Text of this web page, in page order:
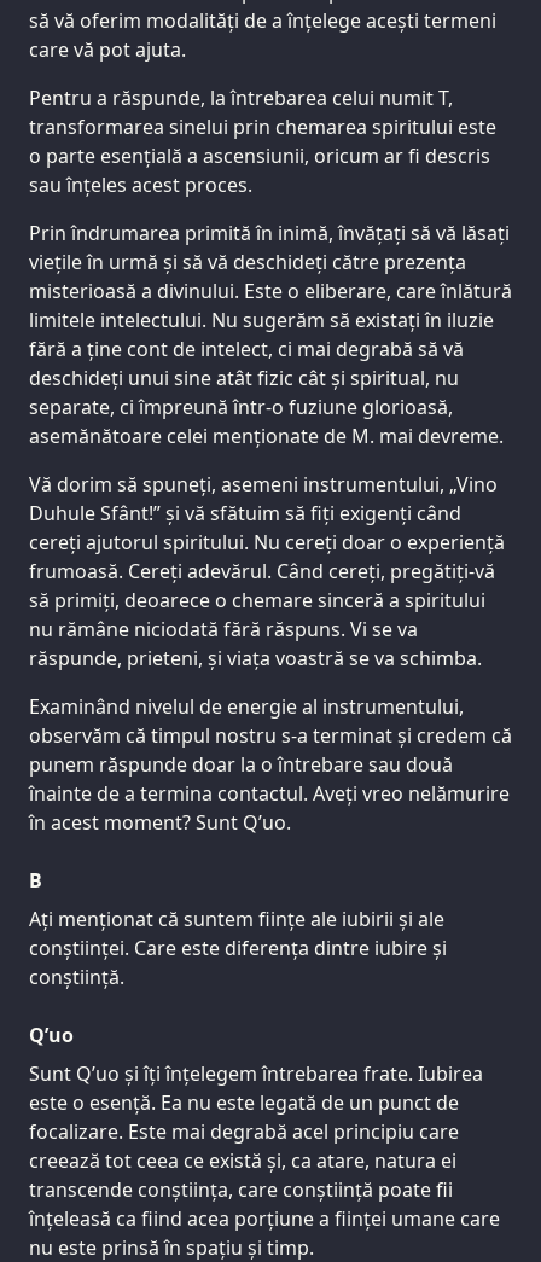
să vă oferim modalități de a înțelege acești termeni
care vă pot ajuta.
Pentru a răspunde, la întrebarea celui numit T,
transformarea sinelui prin chemarea spiritului este
o parte esențială a ascensiunii, oricum ar fi descris
sau înțeles acest proces.
Prin îndrumarea primită în inimă, învățați să vă lăsați
viețile în urmă și să vă deschideți către prezența
misterioasă a divinului. Este o eliberare, care înlătură
limitele intelectului. Nu sugerăm să existați în iluzie
fără a ține cont de intelect, ci mai degrabă să vă
deschideți unui sine atât fizic cât și spiritual, nu
separate, ci împreună într-o fuziune glorioasă,
asemănătoare celei menționate de M. mai devreme.
Vă dorim să spuneți, asemeni instrumentului, „Vino
Duhule Sfânt!” și vă sfătuim să fiți exigenți când
cereți ajutorul spiritului. Nu cereți doar o experiență
frumoasă. Cereți adevărul. Când cereți, pregătiți-vă
să primiți, deoarece o chemare sinceră a spiritului
nu rămâne niciodată fără răspuns. Vi se va
răspunde, prieteni, și viața voastră se va schimba.
Examinând nivelul de energie al instrumentului,
observăm că timpul nostru s-a terminat și credem că
punem răspunde doar la o întrebare sau două
înainte de a termina contactul. Aveți vreo nelămurire
în acest moment? Sunt Q’uo.
B
Ați menționat că suntem ființe ale iubirii și ale
conștiinței. Care este diferența dintre iubire și
conștiință.
Q’uo
Sunt Q’uo și îți înțelegem întrebarea frate. Iubirea
este o esență. Ea nu este legată de un punct de
focalizare. Este mai degrabă acel principiu care
creează tot ceea ce există și, ca atare, natura ei
transcende conștiința, care conștiință poate fii
înțeleasă ca fiind acea porțiune a ființei umane care
nu este prinsă în spațiu și timp.